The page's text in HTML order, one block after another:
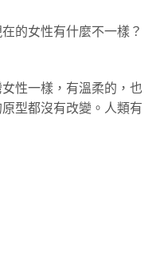
的女性有什麼不一樣？
性一樣，有溫柔的，也
型都沒有改變。人類有